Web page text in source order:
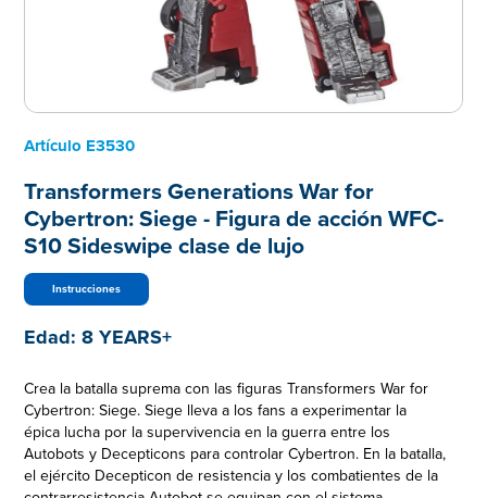
Artículo E3530
Transformers Generations War for
Cybertron: Siege - Figura de acción WFC-
S10 Sideswipe clase de lujo
Instrucciones
Edad: 8 YEARS+
Crea la batalla suprema con las figuras Transformers War for
Cybertron: Siege. Siege lleva a los fans a experimentar la
épica lucha por la supervivencia en la guerra entre los
Autobots y Decepticons para controlar Cybertron. En la batalla,
el ejército Decepticon de resistencia y los combatientes de la